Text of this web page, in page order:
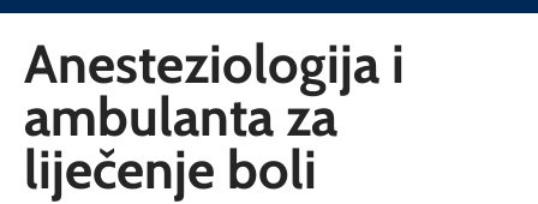
Anesteziologija i
ambulanta za
liječenje boli